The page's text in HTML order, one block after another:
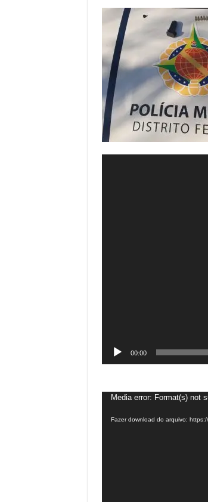
00:00
Tocador
Media error: Format(s) not
Fazer download do arquivo: